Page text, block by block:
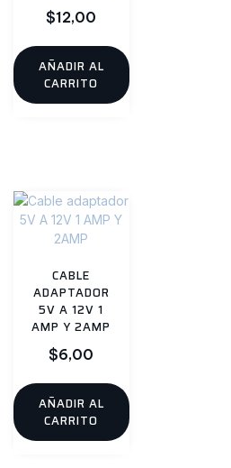
$12,00
AÑADIR AL
CARRITO
CABLE
ADAPTADOR
5V A 12V 1
AMP Y 2AMP
$6,00
AÑADIR AL
CARRITO